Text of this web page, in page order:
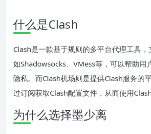
什么是Clash
Clash是一款基于规则的多平台代理工具，
如Shadowsocks、VMess等，可以帮助用
隐私。而Clash机场则是提供Clash服务的
过订阅获取Clash配置文件，从而使用Clash
为什么选择墨少离